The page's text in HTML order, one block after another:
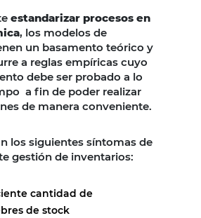
estandarizar procesos en
, los modelos de
un basamento teórico y
a reglas empíricas cuyo
debe ser probado a lo
a fin de poder realizar
de manera conveniente.
los siguientes síntomas de
gestión de inventarios:
cantidad de
de stock